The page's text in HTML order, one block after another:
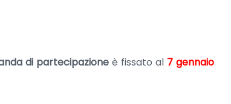
di partecipazione è fissato al 7 gennaio